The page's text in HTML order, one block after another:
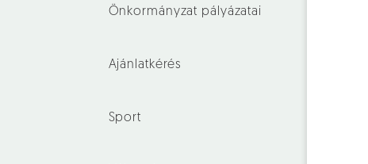
Önkormányzat pályázatai
Ajánlatkérés
Sport